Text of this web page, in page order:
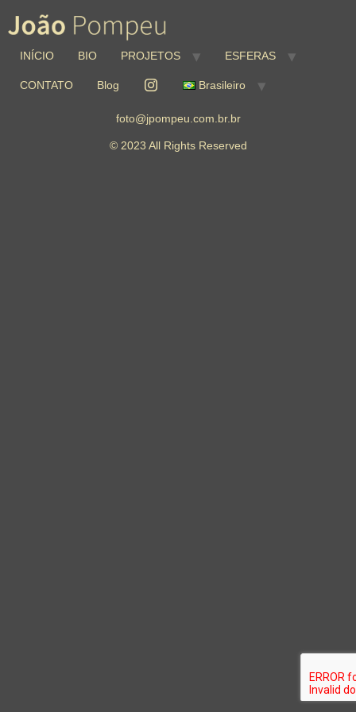
INÍCIO BIO PROJETOS ESFERAS
CONTATO Blog Brasileiro
foto@jpompeu.com.br.br
© 2023 All Rights Reserved